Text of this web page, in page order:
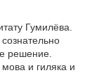
Гумилёва.
решение.
и гиляка и